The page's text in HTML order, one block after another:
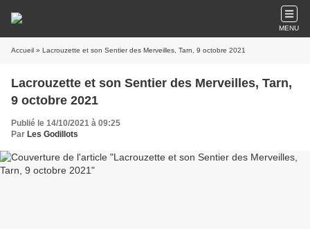
MENU
Accueil » Lacrouzette et son Sentier des Merveilles, Tarn, 9 octobre 2021
Lacrouzette et son Sentier des Merveilles, Tarn,
9 octobre 2021
Publié le 14/10/2021 à 09:25
Par Les Godillots